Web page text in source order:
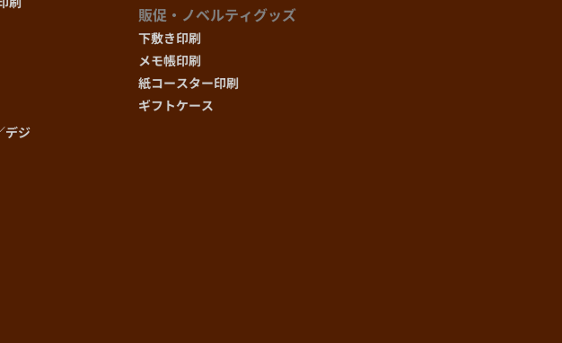
(@308.1)
¥195,590
(@300.9)
¥206,240
(@294.6)
デジ
販促・ノベルティグッズ
下敷き印刷
メモ帳印刷
紙コースター印刷
ギフトケース